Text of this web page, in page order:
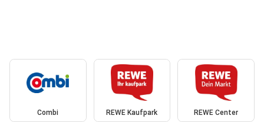
Combi REWE Kaufpark REWE Center